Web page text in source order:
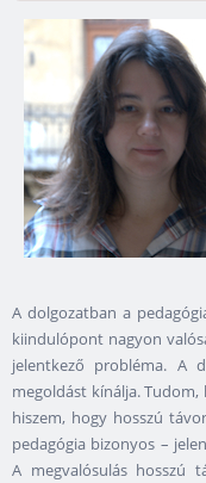
A dolgozatban a
kiindulópont nagyon
jelentkező probléma. A
megoldást kínálja. Tudom,
hiszem, hogy hosszú
pedagógia bizonyos –
A megvalósulás hosszú